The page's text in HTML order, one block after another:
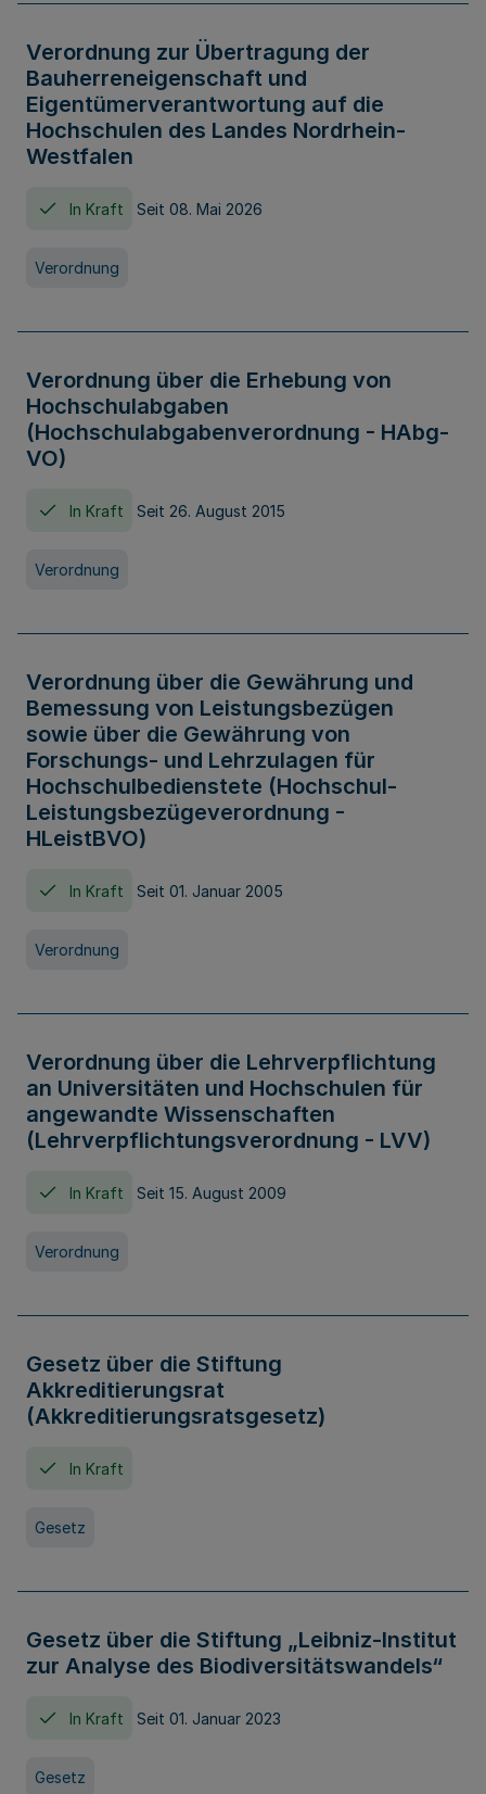
Verordnung zur Übertragung der
Bauherreneigenschaft und
Eigentümerverantwortung auf die
Hochschulen des Landes Nordrhein-
Westfalen
In Kraft Seit 08. Mai 2026
Verordnung
Verordnung über die Erhebung von
Hochschulabgaben
(Hochschulabgabenverordnung - HAbg-
VO)
In Kraft Seit 26. August 2015
Verordnung
Verordnung über die Gewährung und
Bemessung von Leistungsbezügen
sowie über die Gewährung von
Forschungs- und Lehrzulagen für
Hochschulbedienstete (Hochschul-
Leistungsbezügeverordnung -
HLeistBVO)
In Kraft Seit 01. Januar 2005
Verordnung
Verordnung über die Lehrverpflichtung
an Universitäten und Hochschulen für
angewandte Wissenschaften
(Lehrverpflichtungsverordnung - LVV)
In Kraft Seit 15. August 2009
Verordnung
Gesetz über die Stiftung
Akkreditierungsrat
(Akkreditierungsratsgesetz)
In Kraft
Gesetz
Gesetz über die Stiftung „Leibniz-Institut
zur Analyse des Biodiversitätswandels“
In Kraft Seit 01. Januar 2023
Gesetz